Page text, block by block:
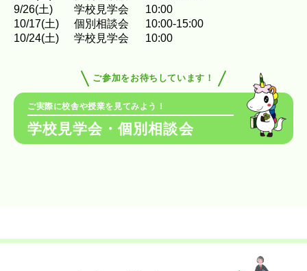
9/26(土) 学校見学会
10:00
10/17(土) 個別相談会
10:00-15:00
10/24(土) 学校見学会 10:00
ご参加をお待ちしています！
ご実際に校舎や授業を見てみよう！
学校見学会・個別相談会